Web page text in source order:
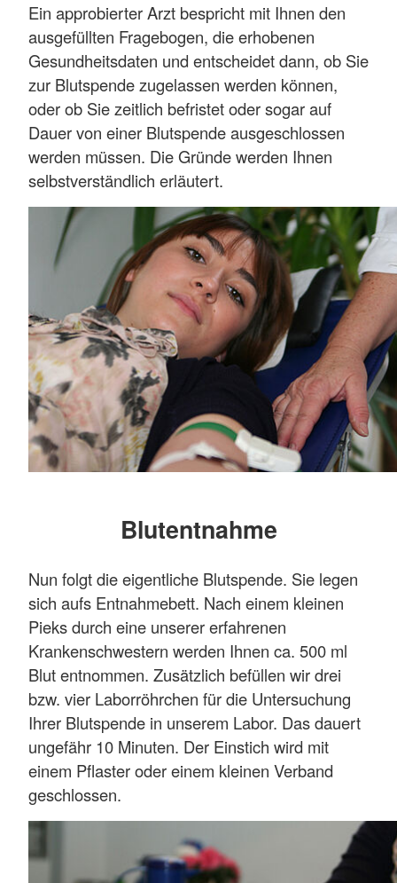
Ein approbierter Arzt bespricht mit Ihnen den
ausgefüllten Fragebogen, die erhobenen
Gesundheitsdaten und entscheidet dann, ob Sie
zur Blutspende zugelassen werden können,
oder ob Sie zeitlich befristet oder sogar auf
Dauer von einer Blutspende ausgeschlossen
werden müssen. Die Gründe werden Ihnen
selbstverständlich erläutert.
Blutentnahme
Nun folgt die eigentliche Blutspende. Sie legen
sich aufs Entnahmebett. Nach einem kleinen
Pieks durch eine unserer erfahrenen
Krankenschwestern werden Ihnen ca. 500 ml
Blut entnommen. Zusätzlich befüllen wir drei
bzw. vier Laborröhrchen für die Untersuchung
Ihrer Blutspende in unserem Labor. Das dauert
ungefähr 10 Minuten. Der Einstich wird mit
einem Pflaster oder einem kleinen Verband
geschlossen.